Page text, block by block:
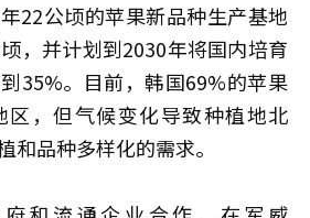
22公顷的苹果新品种生产基地
，并计划到2030年将国内培育
35%。目前，韩国69%的苹果
区，但气候变化导致种植地北
和品种多样化的需求。